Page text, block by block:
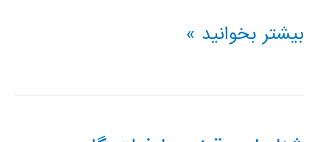
تبدیل
fig
بیشتر بخوانید »